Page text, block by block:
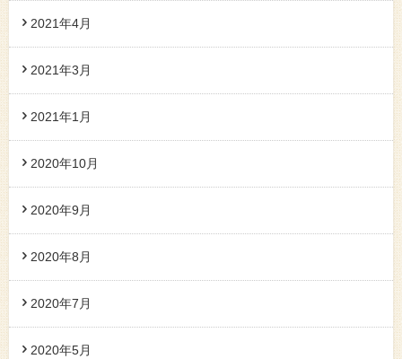
2021年4月
2021年3月
2021年1月
2020年10月
2020年9月
2020年8月
2020年7月
2020年5月